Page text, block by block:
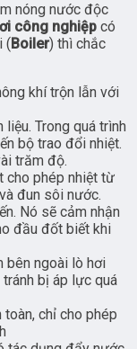
nóng nước độc
công nghiệp có
( Boiler) thì chắc
khí trộn lẫn với
Trong quá trình
bộ trao đổi nhiệt.
trăm độ.
cho phép nhiệt từ
đun sôi nước.
Nó sẽ cảm nhận
đầu đốt biết khi
bên ngoài lò hơi
bị áp lực quá
chỉ cho phép